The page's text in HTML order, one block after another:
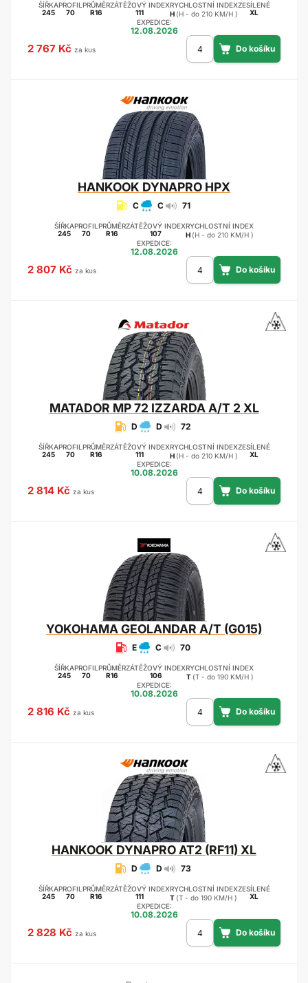
ŠÍŘKA
245
PROFIL
70
PRŮMĚR
R16
ZÁTĚŽOVÝ INDEX
111
RYCHLOSTNÍ INDEX
H (H - do 210 KM/H )
ZESÍLENÉ
XL
EXPEDICE:
12.08.2026
2 767 Kč za kus
HANKOOK DYNAPRO HPX
C C 71
ŠÍŘKA
245
PROFIL
70
PRŮMĚR
R16
ZÁTĚŽOVÝ INDEX
107
RYCHLOSTNÍ INDEX
H (H - do 210 KM/H )
EXPEDICE:
12.08.2026
2 807 Kč za kus
MATADOR MP 72 IZZARDA A/T 2 XL
D D 72
ŠÍŘKA
245
PROFIL
70
PRŮMĚR
R16
ZÁTĚŽOVÝ INDEX
111
RYCHLOSTNÍ INDEX
H (H - do 210 KM/H )
ZESÍLENÉ
XL
EXPEDICE:
10.08.2026
2 814 Kč za kus
YOKOHAMAGEOLANDAR A/T (G015)
E C 70
ŠÍŘKA
245
PROFIL
70
PRŮMĚR
R16
ZÁTĚŽOVÝ INDEX
106
RYCHLOSTNÍ INDEX
T (T - do 190 KM/H )
EXPEDICE:
10.08.2026
2 816 Kč za kus
HANKOOK DYNAPRO AT2 (RF11) XL
D D 73
ŠÍŘKA
245
PROFIL
70
PRŮMĚR
R16
ZÁTĚŽOVÝ INDEX
111
RYCHLOSTNÍ INDEX
T (T - do 190 KM/H )
ZESÍLENÉ
XL
EXPEDICE:
10.08.2026
2 828 Kč za kus